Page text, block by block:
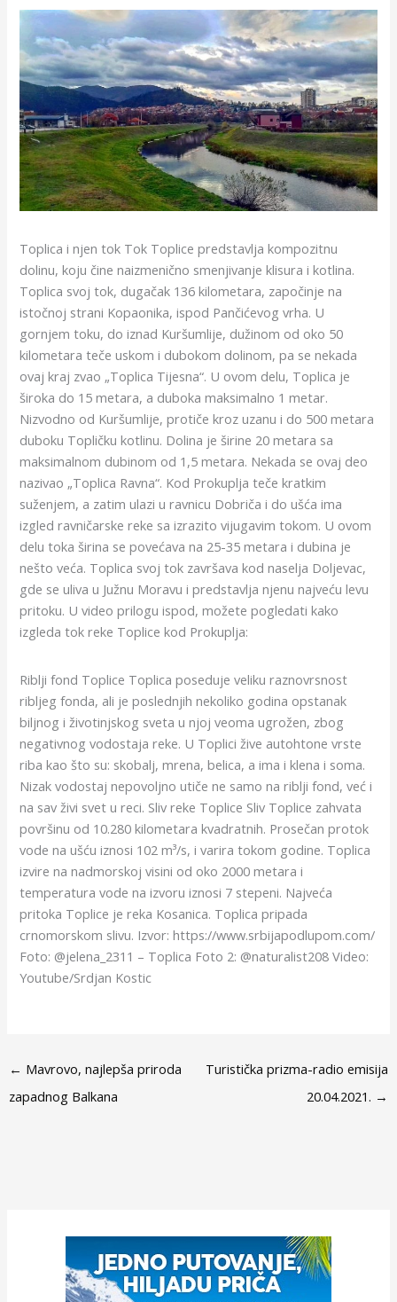
Toplica i njen tok Tok Toplice predstavlja kompozitnu
dolinu, koju čine naizmenično smenjivanje klisura i kotlina.
Toplica svoj tok, dugačak 136 kilometara, započinje na
istočnoj strani Kopaonika, ispod Pančićevog vrha. U
gornjem toku, do iznad Kuršumlije, dužinom od oko 50
kilometara teče uskom i dubokom dolinom, pa se nekada
ovaj kraj zvao „Toplica Tijesna“. U ovom delu, Toplica je
široka do 15 metara, a duboka maksimalno 1 metar.
Nizvodno od Kuršumlije, protiče kroz uzanu i do 500 metara
duboku Topličku kotlinu. Dolina je širine 20 metara sa
maksimalnom dubinom od 1,5 metara. Nekada se ovaj deo
nazivao „Toplica Ravna“. Kod Prokuplja teče kratkim
suženjem, a zatim ulazi u ravnicu Dobriča i do ušća ima
izgled ravničarske reke sa izrazito vijugavim tokom. U ovom
delu toka širina se povećava na 25-35 metara i dubina je
nešto veća. Toplica svoj tok završava kod naselja Doljevac,
gde se uliva u Južnu Moravu i predstavlja njenu najveću levu
pritoku. U video prilogu ispod, možete pogledati kako
izgleda tok reke Toplice kod Prokuplja:
Riblji fond Toplice Toplica poseduje veliku raznovrsnost
ribljeg fonda, ali je poslednjih nekoliko godina opstanak
biljnog i životinjskog sveta u njoj veoma ugrožen, zbog
negativnog vodostaja reke. U Toplici žive autohtone vrste
riba kao što su: skobalj, mrena, belica, a ima i klena i soma.
Nizak vodostaj nepovoljno utiče ne samo na riblji fond, već i
na sav živi svet u reci. Sliv reke Toplice Sliv Toplice zahvata
površinu od 10.280 kilometara kvadratnih. Prosečan protok
vode na ušću iznosi 102 m³/s, i varira tokom godine. Toplica
izvire na nadmorskoj visini od oko 2000 metara i
temperatura vode na izvoru iznosi 7 stepeni. Najveća
pritoka Toplice je reka Kosanica. Toplica pripada
crnomorskom slivu. Izvor: https://www.srbijapodlupom.com/
Foto: @jelena_2311 – Toplica Foto 2: @naturalist208 Video:
Youtube/Srdjan Kostic
← Mavrovo, najlepša priroda
zapadnog Balkana
Turistička prizma-radio emisija
20.04.2021. →